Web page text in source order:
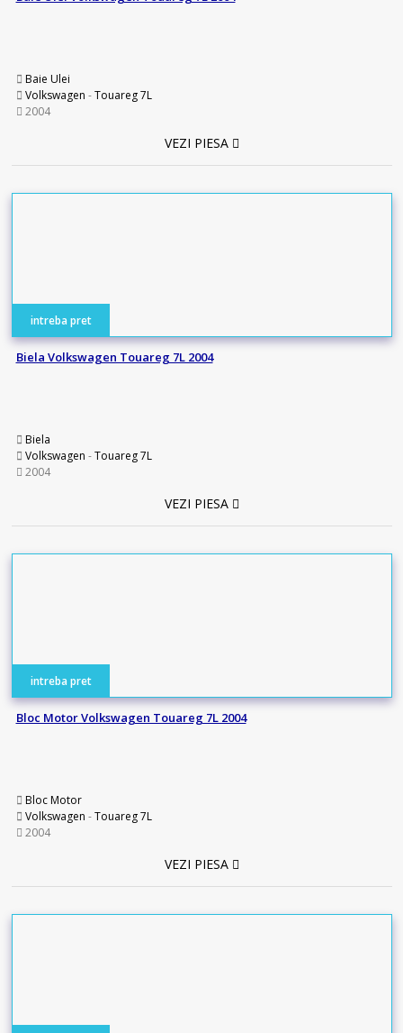
Baie Ulei
Volkswagen -Touareg 7L
2004
VEZI PIESA
intreba pret
Biela Volkswagen Touareg 7L 2004
Biela
Volkswagen -Touareg 7L
2004
VEZI PIESA
intreba pret
Bloc Motor Volkswagen Touareg 7L 2004
Bloc Motor
Volkswagen -Touareg 7L
2004
VEZI PIESA